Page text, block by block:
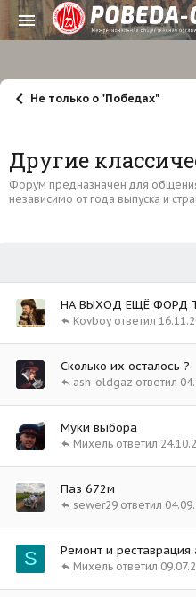
Не только о "Победах"
Другие
Форум предназначен для
независимо от года выпуска и
НА ВЫХОД ЕЩЁ ФОРД
Kovboy
Сколько их осталось ?
ash-oldgaz
Муки выбора
Михель
Паз 672м
sewer29
S Ремонт и реставрация
Михель